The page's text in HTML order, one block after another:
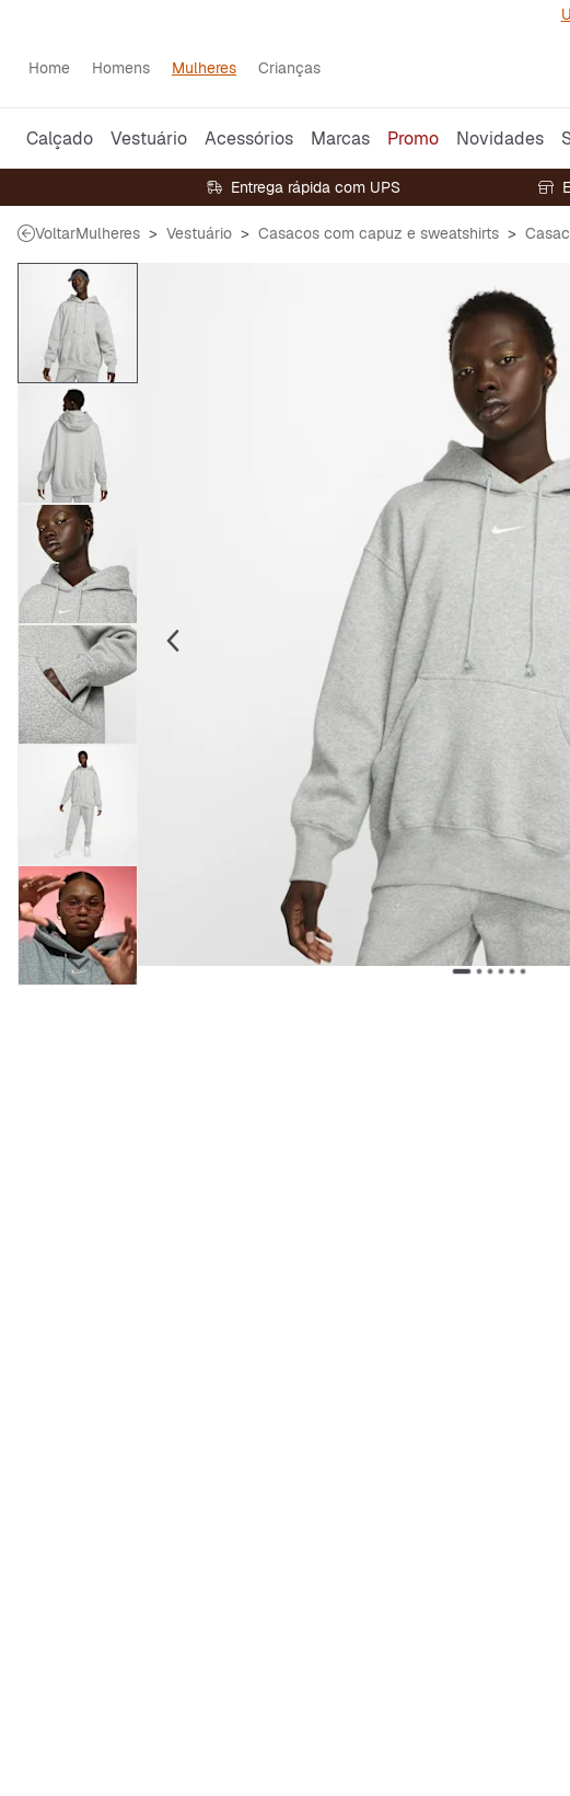
Home Homens Mulheres Crianças
Calçado Vestuário Acessórios Marcas Promo Novidades
Entrega rápida com UPS
VoltarMulheres Vestuário Casacos com capuz e sweatshirts